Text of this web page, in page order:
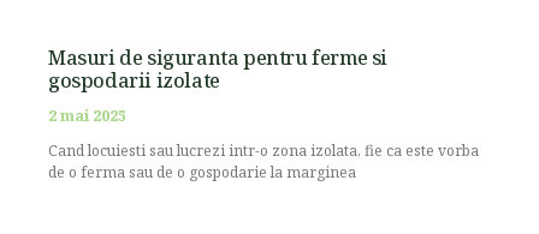
Masuri de siguranta pentru ferme si
gospodarii izolate
2 mai 2025
Cand locuiesti sau lucrezi intr-o zona izolata, fie ca este vorba
de o ferma sau de o gospodarie la marginea